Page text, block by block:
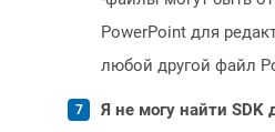
PowerPoint для
любой другой файл
Я не могу найти SDK